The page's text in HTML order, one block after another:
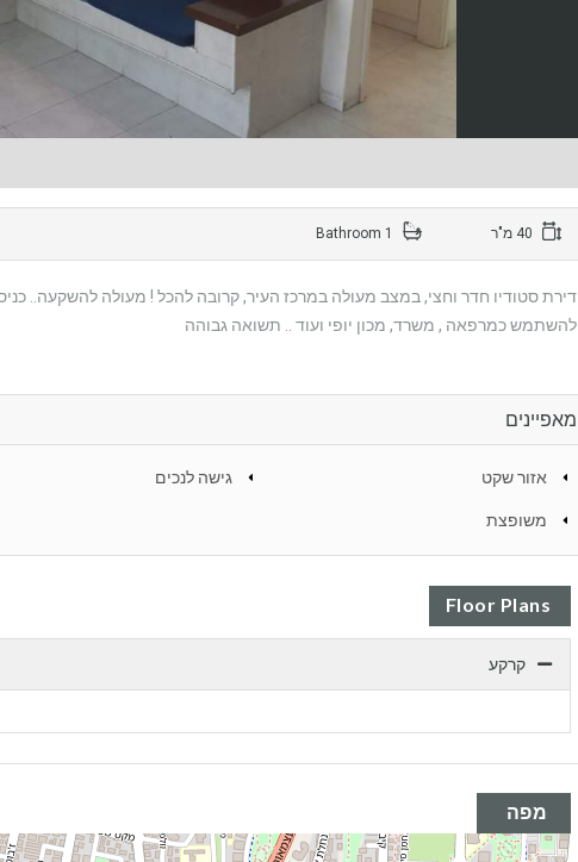
להשתמש כמרפאה , משרד, מכון יופי ועוד .. תשואה גבוהה
מאפיינים
אזור שקט גישה לנכים
משופצת
Floor Plans
קרקע
מפה